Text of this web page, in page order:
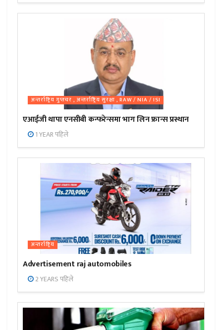
अन्तर्राष्ट्रिय गुप्तचर , अन्तर्राष्ट्रिय सुरक्षा , RAW / NIA / ISI
एआईजी थापा एनसीबी कन्फरेन्समा भाग लिन फ्रान्स प्रस्थान
1 YEAR पहिले
अन्तर्राष्ट्रिय
Advertisement raj automobiles
2 YEARS पहिले